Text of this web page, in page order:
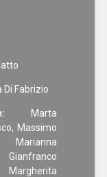
Di Fabrizio
Marta
Massimo